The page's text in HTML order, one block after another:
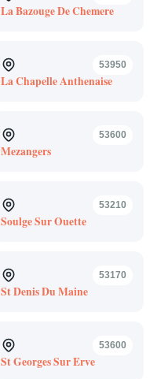
La Bazouge De Chemere
53950
La Chapelle Anthenaise
53600
Mezangers
53210
Soulge Sur Ouette
53170
St Denis Du Maine
53600
St Georges Sur Erve